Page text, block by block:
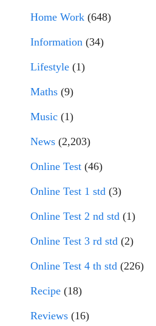
Home Work (648)
Information (34)
Lifestyle (1)
Maths (9)
Music (1)
News (2,203)
Online Test (46)
Online Test 1 std (3)
Online Test 2 nd std (1)
Online Test 3 rd std (2)
Online Test 4 th std (226)
Recipe (18)
Reviews (16)